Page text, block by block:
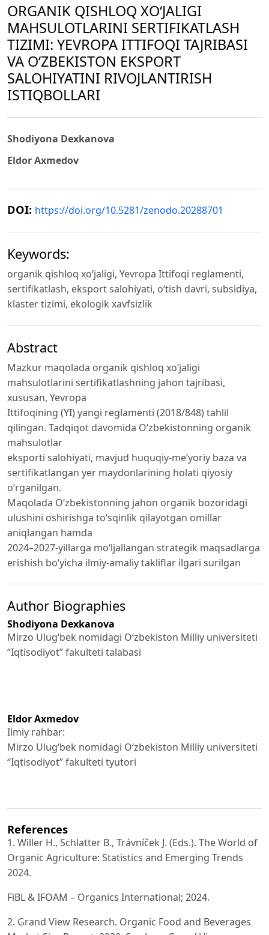
ORGANIK QISHLOQ XO‘JALIGI
MAHSULOTLARINI SERTIFIKATLASH
TIZIMI: YEVROPA ITTIFOQI TAJRIBASI
VA O‘ZBEKISTON EKSPORT
SALOHIYATINI RIVOJLANTIRISH
ISTIQBOLLARI
Shodiyona Dexkanova
Eldor Axmedov
DOI: https://doi.org/10.5281/zenodo.20288701
Keywords:
organik qishloq xo‘jaligi, Yevropa Ittifoqi reglamenti,
sertifikatlash, eksport salohiyati, o‘tish davri, subsidiya,
klaster tizimi, ekologik xavfsizlik
Abstract
Mazkur maqolada organik qishloq xo‘jaligi
mahsulotlarini sertifikatlashning jahon tajribasi,
xususan, Yevropa
Ittifoqining (YI) yangi reglamenti (2018/848) tahlil
qilingan. Tadqiqot davomida O‘zbekistonning organik
mahsulotlar
eksporti salohiyati, mavjud huquqiy-me’yoriy baza va
sertifikatlangan yer maydonlarining holati qiyosiy
o‘rganilgan.
Maqolada O‘zbekistonning jahon organik bozoridagi
ulushini oshirishga to‘sqinlik qilayotgan omillar
aniqlangan hamda
2024–2027-yillarga mo‘ljallangan strategik maqsadlarga
erishish bo‘yicha ilmiy-amaliy takliflar ilgari surilgan
Author Biographies
Shodiyona Dexkanova
Mirzo Ulugʻbek nomidagi Oʻzbekiston Milliy universiteti
“Iqtisodiyot” fakulteti talabasi
Eldor Axmedov
Ilmiy rahbar:
Mirzo Ulugʻbek nomidagi Oʻzbekiston Milliy universiteti
“Iqtisodiyot” fakulteti tyutori
References
1. Willer H., Schlatter B., Trávníček J. (Eds.). The World of
Organic Agriculture: Statistics and Emerging Trends
2024.
FiBL & IFOAM – Organics International; 2024.
2. Grand View Research. Organic Food and Beverages